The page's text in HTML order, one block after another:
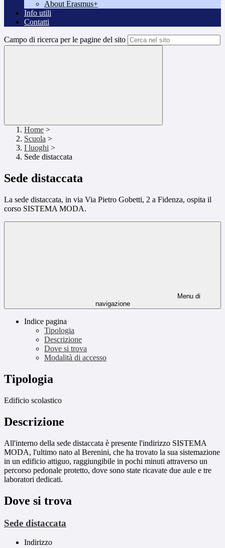
About Erasmus+
Info utili
Contatti
Campo di ricerca per le pagine del sito
Home >
Scuola >
I luoghi >
Sede distaccata
Sede distaccata
La sede distaccata, in via Via Pietro Gobetti, 2 a Fidenza, ospita il
corso SISTEMA MODA.
Menu di
navigazione
Indice pagina
Tipologia
Descrizione
Dove si trova
Modalità di accesso
Tipologia
Edificio scolastico
Descrizione
All'interno della sede distaccata è presente l'indirizzo SISTEMA
MODA, l'ultimo nato al Berenini, che ha trovato la sua sistemazione
in un edificio attiguo, raggiungibile in pochi minuti attraverso un
percorso pedonale protetto, dove sono state ricavate due aule e tre
laboratori dedicati.
Dove si trova
Sede distaccata
Indirizzo